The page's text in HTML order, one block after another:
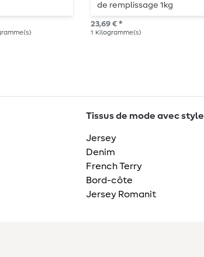
de remplissage 1kg
23,69 € *
1 Kilogramme(s)
Tissus de mode avec style
Jersey
Denim
French Terry
Bord-côte
Jersey Romanit